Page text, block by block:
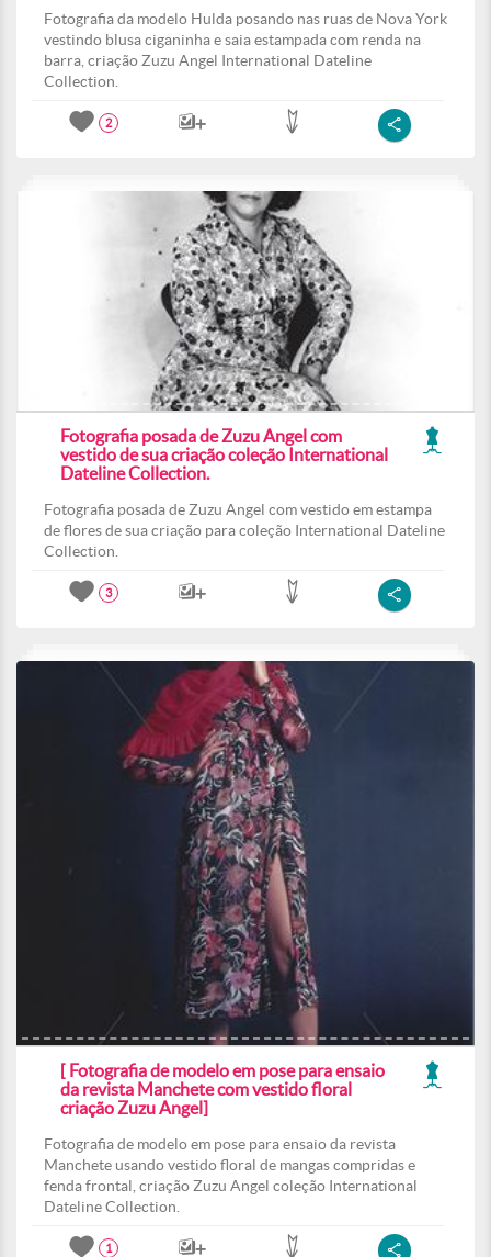
Fotografia da modelo Hulda posando nas ruas de Nova York
vestindo blusa ciganinha e saia estampada com renda na
barra, criação Zuzu Angel International Dateline
Collection.
2
Fotografia posada de Zuzu Angel com
vestido de sua criação coleção International
Dateline Collection.
Fotografia posada de Zuzu Angel com vestido em estampa
de flores de sua criação para coleção International Dateline
Collection.
3
[ Fotografia de modelo em pose para ensaio
da revista Manchete com vestido floral
criação Zuzu Angel]
Fotografia de modelo em pose para ensaio da revista
Manchete usando vestido floral de mangas compridas e
fenda frontal, criação Zuzu Angel coleção International
Dateline Collection.
1